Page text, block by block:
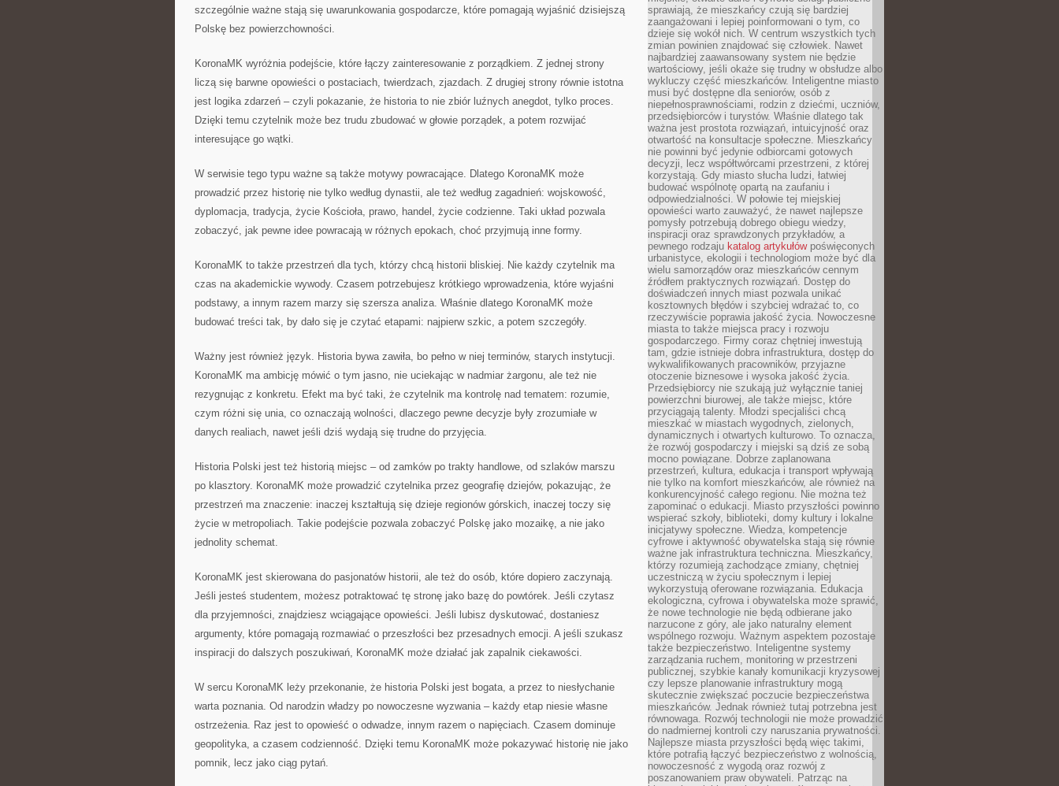
szczególnie ważne stają się uwarunkowania gospodarcze, które pomagają wyjaśnić dzisiejszą
Polskę bez powierzchowności.
KoronaMK wyróżnia podejście, które łączy zainteresowanie z porządkiem. Z jednej strony
liczą się barwne opowieści o postaciach, twierdzach, zjazdach. Z drugiej strony równie istotna
jest logika zdarzeń – czyli pokazanie, że historia to nie zbiór luźnych anegdot, tylko proces.
Dzięki temu czytelnik może bez trudu zbudować w głowie porządek, a potem rozwijać
interesujące go wątki.
W serwisie tego typu ważne są także motywy powracające. Dlatego KoronaMK może
prowadzić przez historię nie tylko według dynastii, ale też według zagadnień: wojskowość,
dyplomacja, tradycja, życie Kościoła, prawo, handel, życie codzienne. Taki układ pozwala
zobaczyć, jak pewne idee powracają w różnych epokach, choć przyjmują inne formy.
KoronaMK to także przestrzeń dla tych, którzy chcą historii bliskiej. Nie każdy czytelnik ma
czas na akademickie wywody. Czasem potrzebujesz krótkiego wprowadzenia, które wyjaśni
podstawy, a innym razem marzy się szersza analiza. Właśnie dlatego KoronaMK może
budować treści tak, by dało się je czytać etapami: najpierw szkic, a potem szczegóły.
Ważny jest również język. Historia bywa zawiła, bo pełno w niej terminów, starych instytucji.
KoronaMK ma ambicję mówić o tym jasno, nie uciekając w nadmiar żargonu, ale też nie
rezygnując z konkretu. Efekt ma być taki, że czytelnik ma kontrolę nad tematem: rozumie,
czym różni się unia, co oznaczają wolności, dlaczego pewne decyzje były zrozumiałe w
danych realiach, nawet jeśli dziś wydają się trudne do przyjęcia.
Historia Polski jest też historią miejsc – od zamków po trakty handlowe, od szlaków marszu
po klasztory. KoronaMK może prowadzić czytelnika przez geografię dziejów, pokazując, że
przestrzeń ma znaczenie: inaczej kształtują się dzieje regionów górskich, inaczej toczy się
życie w metropoliach. Takie podejście pozwala zobaczyć Polskę jako mozaikę, a nie jako
jednolity schemat.
KoronaMK jest skierowana do pasjonatów historii, ale też do osób, które dopiero zaczynają.
Jeśli jesteś studentem, możesz potraktować tę stronę jako bazę do powtórek. Jeśli czytasz
dla przyjemności, znajdziesz wciągające opowieści. Jeśli lubisz dyskutować, dostaniesz
argumenty, które pomagają rozmawiać o przeszłości bez przesadnych emocji. A jeśli szukasz
inspiracji do dalszych poszukiwań, KoronaMK może działać jak zapalnik ciekawości.
W sercu KoronaMK leży przekonanie, że historia Polski jest bogata, a przez to niesłychanie
warta poznania. Od narodzin władzy po nowoczesne wyzwania – każdy etap niesie własne
ostrzeżenia. Raz jest to opowieść o odwadze, innym razem o napięciach. Czasem dominuje
geopolityka, a czasem codzienność. Dzięki temu KoronaMK może pokazywać historię nie jako
pomnik, lecz jako ciąg pytań.
sprawiają, że mieszkańcy czują się bardziej
zaangażowani i lepiej poinformowani o tym, co
dzieje się wokół nich. W centrum wszystkich tych
zmian powinien znajdować się człowiek. Nawet
najbardziej zaawansowany system nie będzie
wartościowy, jeśli okaże się trudny w obsłudze albo
wykluczy część mieszkańców. Inteligentne miasto
musi być dostępne dla seniorów, osób z
niepełnosprawnościami, rodzin z dziećmi, uczniów,
przedsiębiorców i turystów. Właśnie dlatego tak
ważna jest prostota rozwiązań, intuicyjność oraz
otwartość na konsultacje społeczne. Mieszkańcy
nie powinni być jedynie odbiorcami gotowych
decyzji, lecz współtwórcami przestrzeni, z której
korzystają. Gdy miasto słucha ludzi, łatwiej
budować wspólnotę opartą na zaufaniu i
odpowiedzialności. W połowie tej miejskiej
opowieści warto zauważyć, że nawet najlepsze
pomysły potrzebują dobrego obiegu wiedzy,
inspiracji oraz sprawdzonych przykładów, a
pewnego rodzaju katalog artykułówpoświęconych
urbanistyce, ekologii i technologiom może być dla
wielu samorządów oraz mieszkańców cennym
źródłem praktycznych rozwiązań. Dostęp do
doświadczeń innych miast pozwala unikać
kosztownych błędów i szybciej wdrażać to, co
rzeczywiście poprawia jakość życia. Nowoczesne
miasta to także miejsca pracy i rozwoju
gospodarczego. Firmy coraz chętniej inwestują
tam, gdzie istnieje dobra infrastruktura, dostęp do
wykwalifikowanych pracowników, przyjazne
otoczenie biznesowe i wysoka jakość życia.
Przedsiębiorcy nie szukają już wyłącznie taniej
powierzchni biurowej, ale także miejsc, które
przyciągają talenty. Młodzi specjaliści chcą
mieszkać w miastach wygodnych, zielonych,
dynamicznych i otwartych kulturowo. To oznacza,
że rozwój gospodarczy i miejski są dziś ze sobą
mocno powiązane. Dobrze zaplanowana
przestrzeń, kultura, edukacja i transport wpływają
nie tylko na komfort mieszkańców, ale również na
konkurencyjność całego regionu. Nie można też
zapominać o edukacji. Miasto przyszłości powinno
wspierać szkoły, biblioteki, domy kultury i lokalne
inicjatywy społeczne. Wiedza, kompetencje
cyfrowe i aktywność obywatelska stają się równie
ważne jak infrastruktura techniczna. Mieszkańcy,
którzy rozumieją zachodzące zmiany, chętniej
uczestniczą w życiu społecznym i lepiej
wykorzystują oferowane rozwiązania. Edukacja
ekologiczna, cyfrowa i obywatelska może sprawić,
że nowe technologie nie będą odbierane jako
narzucone z góry, ale jako naturalny element
wspólnego rozwoju. Ważnym aspektem pozostaje
także bezpieczeństwo. Inteligentne systemy
zarządzania ruchem, monitoring w przestrzeni
publicznej, szybkie kanały komunikacji kryzysowej
czy lepsze planowanie infrastruktury mogą
skutecznie zwiększać poczucie bezpieczeństwa
mieszkańców. Jednak również tutaj potrzebna jest
równowaga. Rozwój technologii nie może prowadzić
do nadmiernej kontroli czy naruszania prywatności.
Najlepsze miasta przyszłości będą więc takimi,
które potrafią łączyć bezpieczeństwo z wolnością,
nowoczesność z wygodą oraz rozwój z
poszanowaniem praw obywateli. Patrząc na